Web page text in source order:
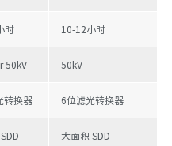
时 10-12小时
50kV 50kV
转换器 6位滤光转换器
大面积 SDD